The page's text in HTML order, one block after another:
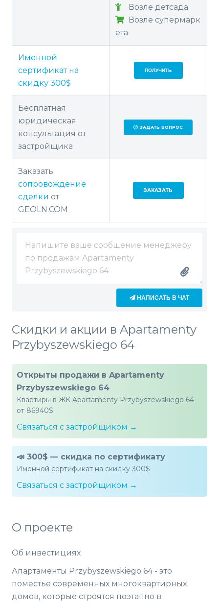
Возле детсада
Возле супермарк
ета
Именной
сертификат на
скидку 300$
ПОЛУЧИТЬ
Бесплатная
юридическая
консультация от
застройщика
ЗАДАТЬ ВОПРОС
Заказать
сопровождение
сделки от
GEOLN.COM
ЗАКАЗАТЬ
НАПИСАТЬ В ЧАТ
Скидки и акции в Apartamenty
Przybyszewskiego 64
Открыты продажи в Apartamenty
Przybyszewskiego 64
Квартиры в ЖК Apartamenty Przybyszewskiego 64
от 86940$
Связаться с застройщиком →
📣 300$ — скидка по сертификату
Именной сертификат на скидку 300$
Связаться с застройщиком →
О проекте
Об инвестициях
Апартаменты Przybyszewskiego 64 - это
поместье современных многоквартирных
домов, которые строятся поэтапно в